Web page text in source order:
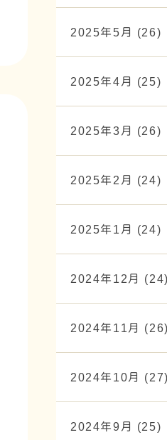
2025年5月 (26)
2025年4月 (25)
2025年3月 (26)
2025年2月 (24)
2025年1月 (24)
2024年12月 (24)
2024年11月 (26)
2024年10月 (27)
2024年9月 (25)